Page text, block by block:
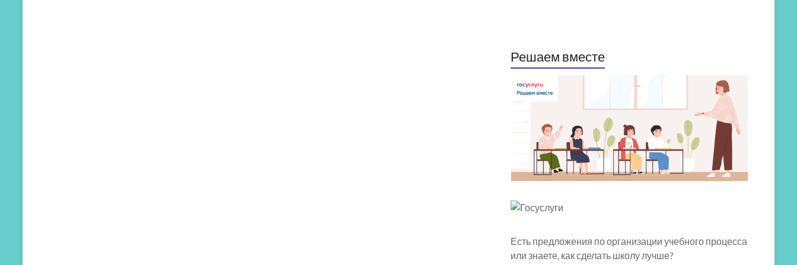
Решаем вместе
Есть предложения по организации учебного процесса
или знаете, как сделать школу лучше?